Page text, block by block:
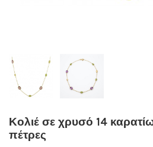
Κολιέ σε χρυσό 14
πέτρες